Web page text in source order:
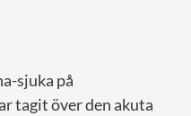
sjuka på
tagit över den akuta